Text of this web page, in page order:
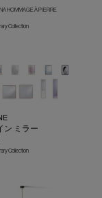
HOMMAGE À PIERRE
Collection
ン ミラー
Collection